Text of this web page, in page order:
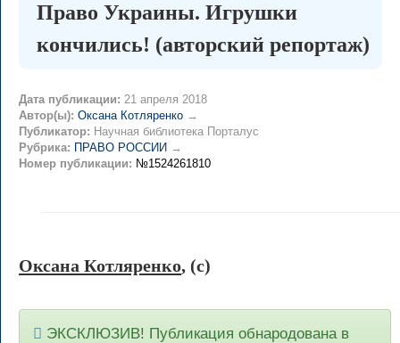
Право Украины. Игрушки
кончились! (авторский репортаж)
Дата публикации: 21 апреля 2018
Автор(ы): Оксана Котляренко →
Публикатор: Научная библиотека Порталус
Рубрика: ПРАВО РОССИИ →
Номер публикации: №1524261810
Оксана Котляренко, (c)
ЭКСКЛЮЗИВ! Публикация обнародована в